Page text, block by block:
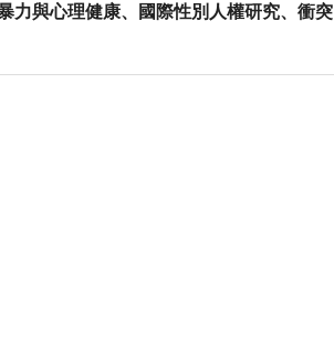
力與心理健康、國際性別人權研究、衝突